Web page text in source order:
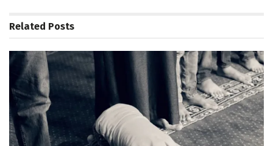
Related Posts